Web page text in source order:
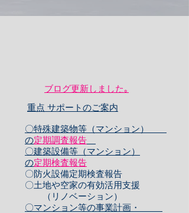
ブログ更新しました｡
重点 サポートのご案内
〇特殊建築物等（マンション）
の定期調査報告
〇建築設備等（マンション）
の定期検査報告
〇防火設備定期検査報告
〇土地や空家の有効活用支援
（リノベーション）
〇マンション等の事業計画・